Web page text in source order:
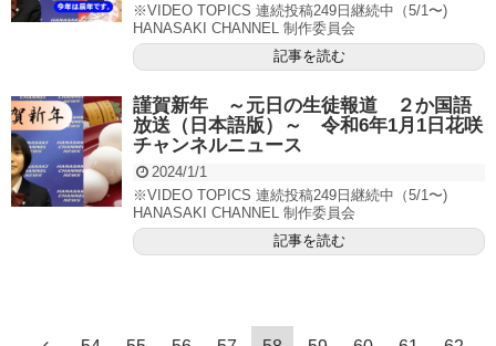
※VIDEO TOPICS 連続投稿249日継続中（5/1〜)
HANASAKI CHANNEL 制作委員会
記事を読む
謹賀新年 ～元日の生徒報道 ２か国語
放送（日本語版）～ 令和6年1月1日花咲
チャンネルニュース
2024/1/1
※VIDEO TOPICS 連続投稿249日継続中（5/1〜)
HANASAKI CHANNEL 制作委員会
記事を読む